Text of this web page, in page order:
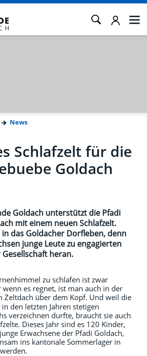
News
Schlafzelt für die
Goldach
Goldach unterstützt die Pfadi
mit einem neuen Schlafzelt.
das Goldacher Dorfleben, denn
junge Leute zu engagierten
heran.
zu schlafen ist zwar
es regnet, ist man auch in der
Zeltdach über dem Kopf. Und weil die
Link wird in einem neuen Fenster
in den letzten Jahren stetigen
verzeichnen durfte, braucht sie auch
Dieses Jahr sind es 120 Kinder,
Erwachsene der Pfadi Goldach,
ins kantonale Sommerlager in